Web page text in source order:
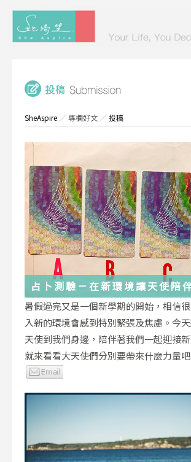
SheAspire ／專欄好文 ／投稿
占卜測驗－在新環境讓天使陪
暑假過完又是一個新學期的開始，相信
入新的環境會感到特別緊張及焦慮。今
天使到我們身邊，陪伴著我們一起迎接
就來看看大天使們分別要帶來什麼力量吧